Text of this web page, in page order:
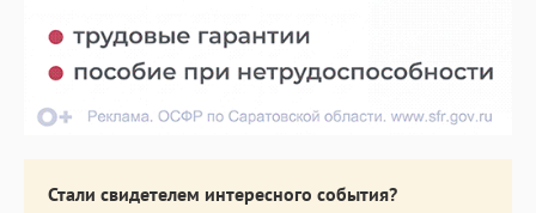
Стали свидетелем интересного события?